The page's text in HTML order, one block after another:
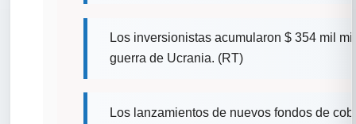
Los inversionistas acumularon $ 354 mil
guerra de Ucrania. (RT)
Los lanzamientos de nuevos fondos de